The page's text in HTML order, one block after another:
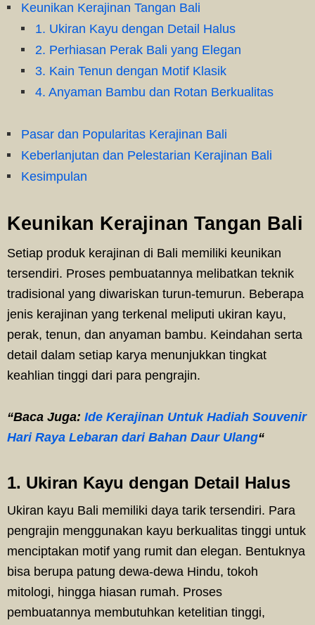
Keunikan Kerajinan Tangan Bali
1. Ukiran Kayu dengan Detail Halus
2. Perhiasan Perak Bali yang Elegan
3. Kain Tenun dengan Motif Klasik
4. Anyaman Bambu dan Rotan Berkualitas
Pasar dan Popularitas Kerajinan Bali
Keberlanjutan dan Pelestarian Kerajinan Bali
Kesimpulan
Keunikan Kerajinan Tangan Bali
Setiap produk kerajinan di Bali memiliki keunikan
tersendiri. Proses pembuatannya melibatkan teknik
tradisional yang diwariskan turun-temurun. Beberapa
jenis kerajinan yang terkenal meliputi ukiran kayu,
perak, tenun, dan anyaman bambu. Keindahan serta
detail dalam setiap karya menunjukkan tingkat
keahlian tinggi dari para pengrajin.
“Baca Juga: Ide Kerajinan Untuk Hadiah Souvenir
Hari Raya Lebaran dari Bahan Daur Ulang“
1. Ukiran Kayu dengan Detail Halus
Ukiran kayu Bali memiliki daya tarik tersendiri. Para
pengrajin menggunakan kayu berkualitas tinggi untuk
menciptakan motif yang rumit dan elegan. Bentuknya
bisa berupa patung dewa-dewa Hindu, tokoh
mitologi, hingga hiasan rumah. Proses
pembuatannya membutuhkan ketelitian tinggi,